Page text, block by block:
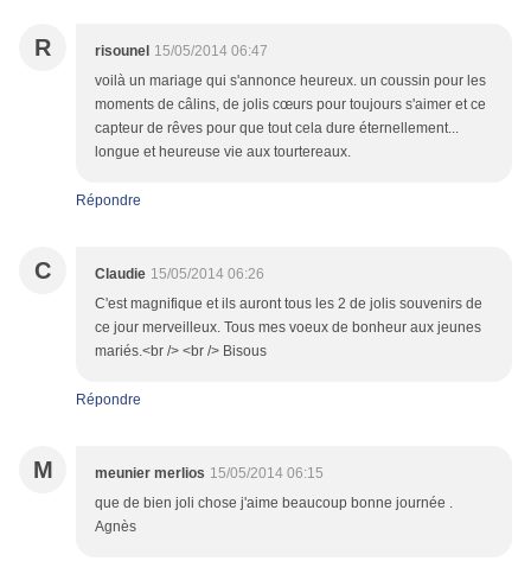
R risounel 15/05/2014 06:47
voilà un mariage qui s'annonce heureux. un coussin pour les
moments de câlins, de jolis cœurs pour toujours s'aimer et ce
capteur de rêves pour que tout cela dure éternellement...
longue et heureuse vie aux tourtereaux.
Répondre
C Claudie 15/05/2014 06:26
C'est magnifique et ils auront tous les 2 de jolis souvenirs de
ce jour merveilleux. Tous mes voeux de bonheur aux jeunes
mariés.<br /> <br /> Bisous
Répondre
M meunier merlios 15/05/2014 06:15
que de bien joli chose j'aime beaucoup bonne journée .
Agnès